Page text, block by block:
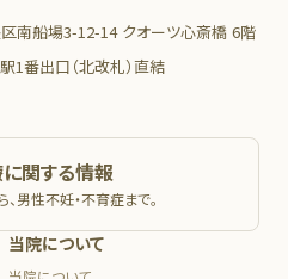
南船場3-12-14 クオーツ心斎橋 6階
1番出口（北改札）直結
関する情報
、男性不妊・不育症まで。
当院について